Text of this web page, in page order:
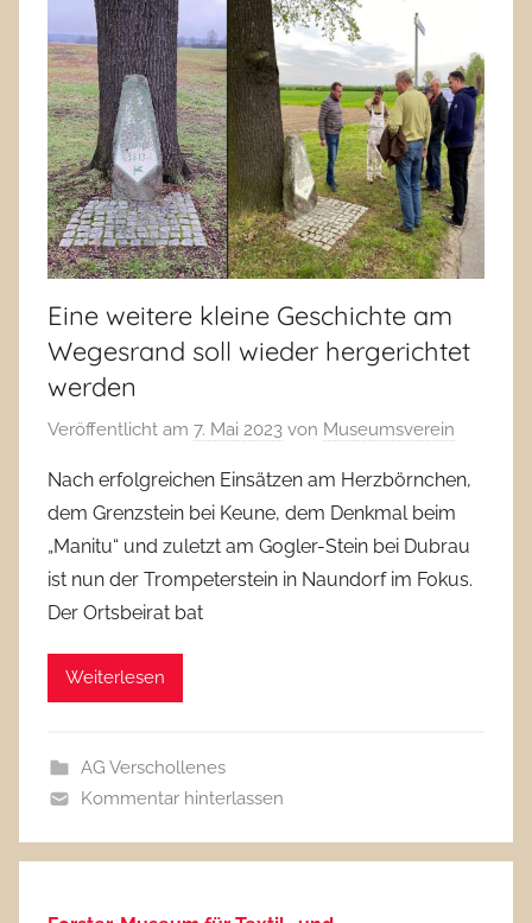
Eine weitere kleine Geschichte am
Wegesrand soll wieder hergerichtet
werden
Veröffentlicht am 7. Mai 2023 von Museumsverein
Nach erfolgreichen Einsätzen am Herzbörnchen,
dem Grenzstein bei Keune, dem Denkmal beim
„Manitu“ und zuletzt am Gogler-Stein bei Dubrau
ist nun der Trompeterstein in Naundorf im Fokus.
Der Ortsbeirat bat
Weiterlesen
AG Verschollenes
Kommentar hinterlassen